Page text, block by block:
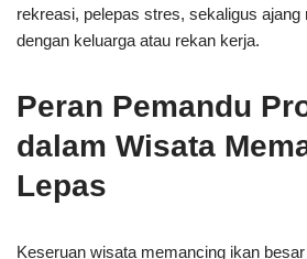
rekreasi, pelepas stres, sekaligus ajang
dengan keluarga atau rekan kerja.
Peran Pemandu
dalam Wisata
Lepas
Keseruan wisata memancing ikan